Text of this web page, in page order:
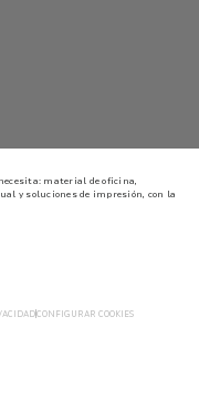
material de oficina,
y soluciones de impresión, con la
CONFIGURAR COOKIES